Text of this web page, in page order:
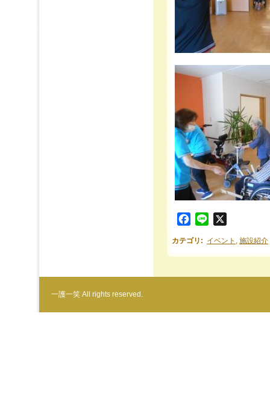
Facebook
Line
カテゴリ : イベント , 施設紹介
一護一笑 All rights reserved.